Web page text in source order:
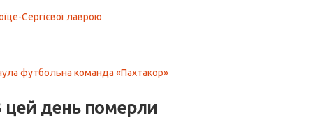
Сергієвої лаврою
футбольна команда «Пахтакор»
цей день померли